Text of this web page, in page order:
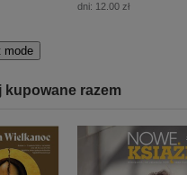
dni: 12.00 zł
mode
kupowane razem